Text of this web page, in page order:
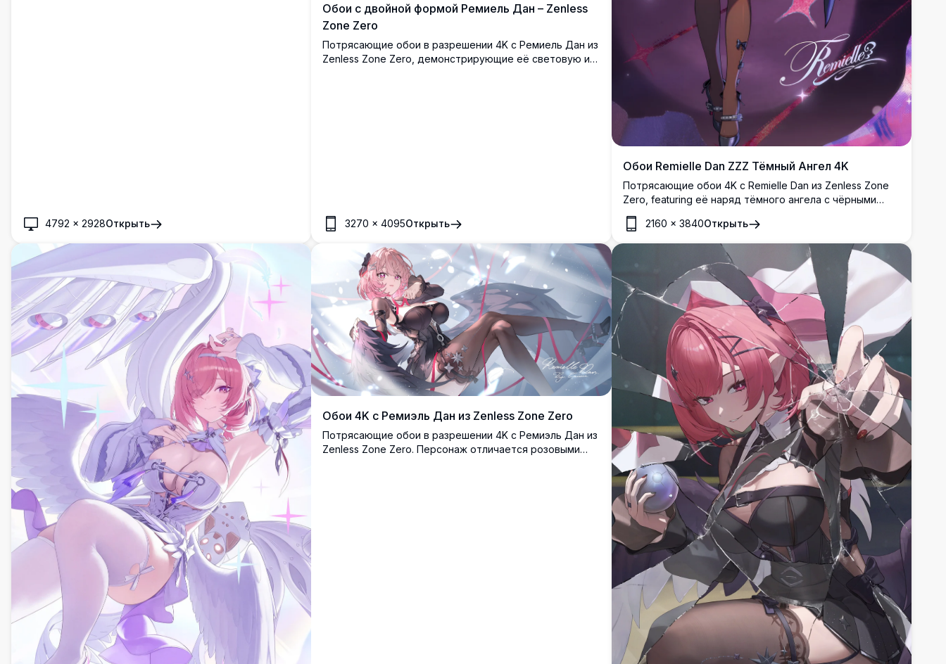
4792 × 2928Открыть
Обои с двойной формой Ремиель Дан – Zenless
Zone Zero
Потрясающие обои в разрешении 4K с Ремиель Дан из
Zenless Zone Zero, демонстрирующие её световую и
3270 ×4095Открыть
Обои Remielle Dan ZZZ Тёмный Ангел 4K
Потрясающие обои 4K с Remielle Dan из Zenless Zone
Zero, featuring её наряд тёмного ангела с чёрными
крыльями, розовыми волосами и готическим стилем на
драматичном фоне в фиолетовых тонах.
2160 × 3840Открыть
Обои 4K с Ремиэль Дан из Zenless Zone Zero
Потрясающие обои в разрешении 4K с Ремиэль Дан из
Zenless Zone Zero. Персонаж отличается розовыми